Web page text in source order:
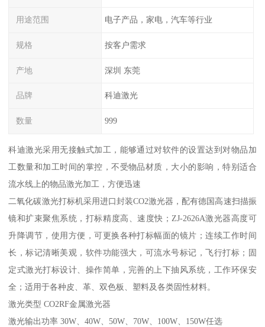
用途范围 电子产品，家电，汽车等行业
规格 按客户需求
产地 深圳 东莞
品牌 科迪激光
数量 999
科迪激光采用无接触式加工，能够通过对软件的设置达到对物品加
工数量和加工时间的掌控，不受物品材质，大小的影响，特别适合
流水线上的物品激光加工，方便迅速
二氧化碳激光打标机采用进口封装CO2激光器，配有德国高速扫描振
镜和扩束聚焦系统，打标精度高、速度快；ZJ-2626A激光器高度可
升降调节，使用方便，可更换各种打标幅面的镜片；连续工作时间
长，标记清晰美观，软件功能强大，可流水号标记，飞行打标；固
定式激光打标设计、操作简单，完善的上下抽风系统，工作环保安
全；适用于各种皮、革、双色板、塑料及各类固性材料。
激光类型 CO2RF金属激光器
激光输出功率 30W、40W、50W、70W、100W、150W任选